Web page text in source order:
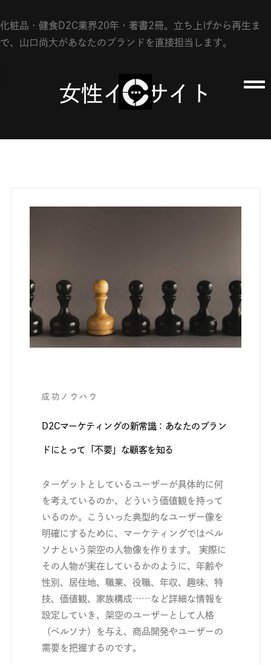
FAQ
資料請求
お問い合わせ
化粧品・健食D2C業界20年・著書2冊。立ち上げから再生ま
で、山口尚大があなたのブランドを直接担当します。
女性インサイト
成功ノウハウ
D2Cマーケティングの新常識：あなたのブラン
ドにとって「不要」な顧客を知る
ターゲットとしているユーザーが具体的に何
を考えているのか、どういう価値観を持って
いるのか。こういった典型的なユーザー像を
明確にするために、マーケティングではペル
ソナという架空の人物像を作ります。 実際に
その人物が実在しているかのように、年齢や
性別、居住地、職業、役職、年収、趣味、特
技、価値観、家族構成……など詳細な情報を
設定していき、架空のユーザーとして人格
（ペルソナ）を与え、商品開発やユーザーの
需要を把握するのです。